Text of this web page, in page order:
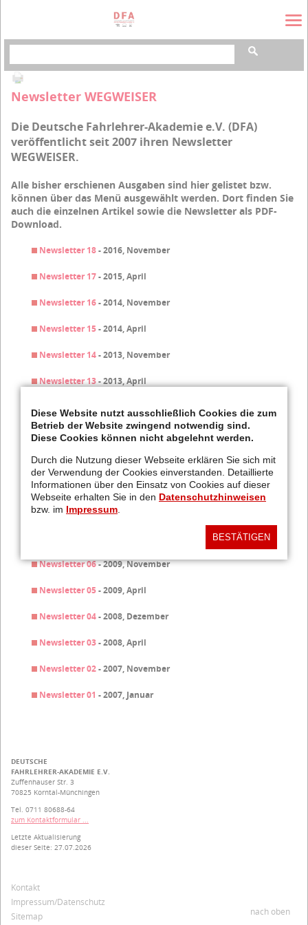
Newsletter WEGWEISER
Die Deutsche Fahrlehrer-Akademie e.V. (DFA)
veröffentlicht seit 2007 ihren Newsletter
WEGWEISER.
Alle bisher erschienen Ausgaben sind hier gelistet bzw.
können über das Menü ausgewählt werden. Dort finden Sie
auch die einzelnen Artikel sowie die Newsletter als PDF-
Download.
Newsletter 18- 2016, November
Newsletter 17- 2015, April
Newsletter 16- 2014, November
Newsletter 15- 2014, April
Newsletter 14- 2013, November
Newsletter 13- 2013, April
Newsletter 12 - 2012, November
Newsletter 11 - 2012, April
Newsletter 10- 2011, November
Newsletter 09- 2011, April
Newsletter 08- 2010, November
Newsletter 06- 2009, November
Newsletter 05- 2009, April
Newsletter 04- 2008, Dezember
Newsletter 03- 2008, April
Newsletter 02- 2007, November
Newsletter 01 - 2007, Januar
DEUTSCHE
FAHRLEHRER-AKADEMIE E.V.
Zuffenhauser Str. 3
70825 Korntal-Münchingen
Tel. 0711 80688-64
zum Kontaktformular ...
Letzte Aktualisierung
dieser Seite: 27.07.2026
überspringen
Kontakt
Impressum/Datenschutz
Sitemap
nach oben
Diese Website nutzt ausschließlich Cookies die zum
Betrieb der Website zwingend notwendig sind.
Diese Cookies können nicht abgelehnt werden.
Durch die Nutzung dieser Webseite erklären Sie sich mit
der Verwendung der Cookies einverstanden. Detaillierte
Informationen über den Einsatz von Cookies auf dieser
Webseite erhalten Sie in den Datenschutzhinweisen
bzw. im Impressum
BESTÄTIGEN